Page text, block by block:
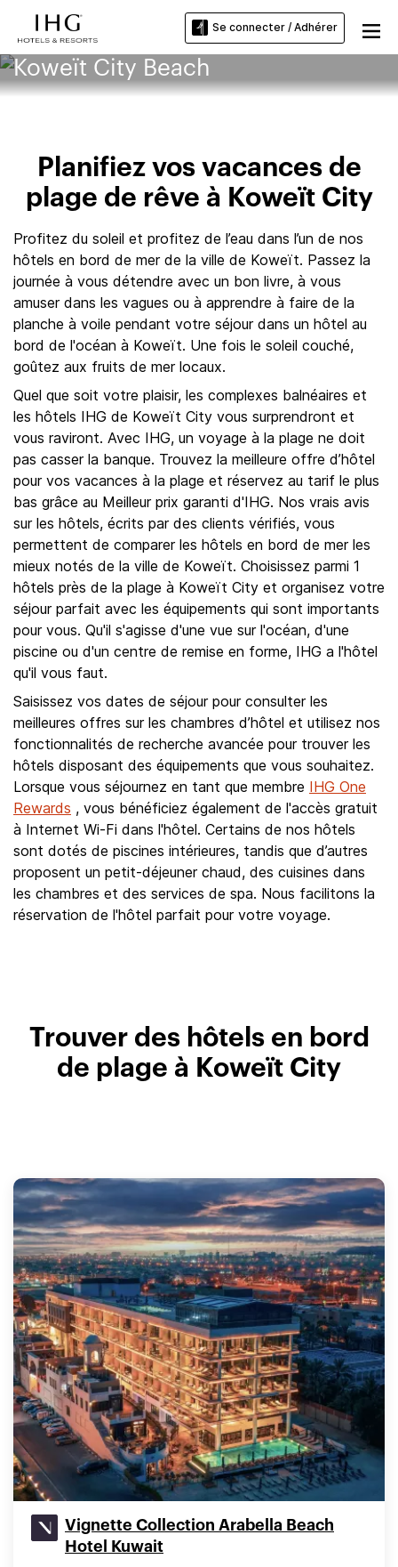
Se connecter / Adhérer
Koweït City Beach
Planifiez vos vacances de
plage de rêve à Koweït City
Profitez du soleil et profitez de l’eau dans l’un de nos
hôtels en bord de mer de la ville de Koweït. Passez la
journée à vous détendre avec un bon livre, à vous
amuser dans les vagues ou à apprendre à faire de la
planche à voile pendant votre séjour dans un hôtel au
bord de l'océan à Koweït. Une fois le soleil couché,
goûtez aux fruits de mer locaux.
Quel que soit votre plaisir, les complexes balnéaires et
les hôtels IHG de Koweït City vous surprendront et
vous raviront. Avec IHG, un voyage à la plage ne doit
pas casser la banque. Trouvez la meilleure offre d’hôtel
pour vos vacances à la plage et réservez au tarif le plus
bas grâce au Meilleur prix garanti d'IHG. Nos vrais avis
sur les hôtels, écrits par des clients vérifiés, vous
permettent de comparer les hôtels en bord de mer les
mieux notés de la ville de Koweït. Choisissez parmi 1
hôtels près de la plage à Koweït City et organisez votre
séjour parfait avec les équipements qui sont importants
pour vous. Qu'il s'agisse d'une vue sur l'océan, d'une
piscine ou d'un centre de remise en forme, IHG a l'hôtel
qu'il vous faut.
Saisissez vos dates de séjour pour consulter les
meilleures offres sur les chambres d’hôtel et utilisez nos
fonctionnalités de recherche avancée pour trouver les
hôtels disposant des équipements que vous souhaitez.
Lorsque vous séjournez en tant que membre IHG One
Rewards , vous bénéficiez également de l'accès gratuit
à Internet Wi-Fi dans l'hôtel. Certains de nos hôtels
sont dotés de piscines intérieures, tandis que d’autres
proposent un petit-déjeuner chaud, des cuisines dans
les chambres et des services de spa. Nous facilitons la
réservation de l'hôtel parfait pour votre voyage.
Trouver des hôtels en bord
de plage à Koweït City
Vignette Collection Arabella Beach
Hotel Kuwait